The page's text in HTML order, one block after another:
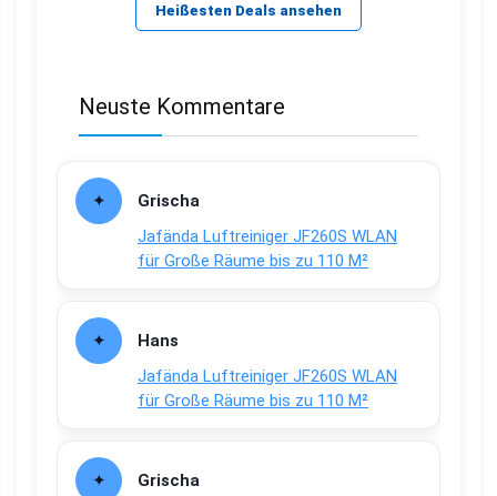
Heißesten Deals ansehen
Neuste Kommentare
Grischa
Jafända Luftreiniger JF260S WLAN
für Große Räume bis zu 110 M²
Hans
Jafända Luftreiniger JF260S WLAN
für Große Räume bis zu 110 M²
Grischa